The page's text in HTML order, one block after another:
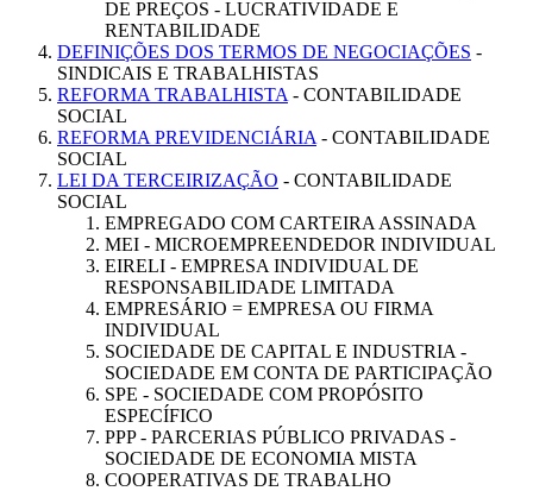
DE PREÇOS - LUCRATIVIDADE E
RENTABILIDADE
DEFINIÇÕES DOS TERMOS DE NEGOCIAÇÕES -
SINDICAIS E TRABALHISTAS
REFORMA TRABALHISTA - CONTABILIDADE
SOCIAL
REFORMA PREVIDENCIÁRIA - CONTABILIDADE
SOCIAL
LEI DA TERCEIRIZAÇÃO - CONTABILIDADE
SOCIAL
EMPREGADO COM CARTEIRA ASSINADA
MEI - MICROEMPREENDEDOR INDIVIDUAL
EIRELI - EMPRESA INDIVIDUAL DE
RESPONSABILIDADE LIMITADA
EMPRESÁRIO = EMPRESA OU FIRMA
INDIVIDUAL
SOCIEDADE DE CAPITAL E INDUSTRIA -
SOCIEDADE EM CONTA DE PARTICIPAÇÃO
SPE - SOCIEDADE COM PROPÓSITO
ESPECÍFICO
PPP - PARCERIAS PÚBLICO PRIVADAS -
SOCIEDADE DE ECONOMIA MISTA
COOPERATIVAS DE TRABALHO